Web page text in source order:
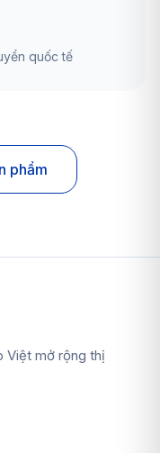
quốc tế
phẩm
Việt mở rộng thị